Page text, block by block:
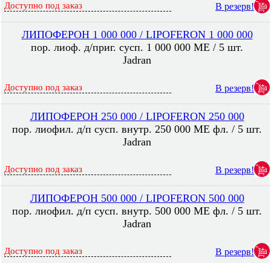
Доступно под заказ В резерв!
ЛИПОФЕРОН 1 000 000 / LIPOFERON 1 000 000
пор. лиоф. д/приг. сусп. 1 000 000 МE / 5 шт.
Jadran
Доступно под заказ В резерв!
ЛИПОФЕРОН 250 000 / LIPOFERON 250 000
пор. лиофил. д/п сусп. внутр. 250 000 МЕ фл. / 5 шт.
Jadran
Доступно под заказ В резерв!
ЛИПОФЕРОН 500 000 / LIPOFERON 500 000
пор. лиофил. д/п сусп. внутр. 500 000 МЕ фл. / 5 шт.
Jadran
Доступно под заказ В резерв!